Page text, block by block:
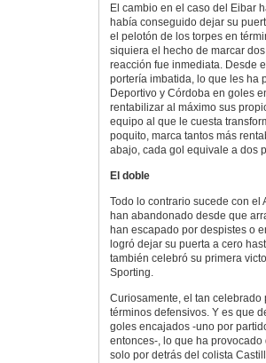
El cambio en el caso del Eibar
había conseguido dejar su
el pelotón de los torpes en
siquiera el hecho de marcar
reacción fue inmediata. Desde
portería imbatida, lo que les ha
Deportivo y Córdoba en goles
rentabilizar al máximo sus
equipo al que le cuesta
poquito, marca tantos más
abajo, cada gol equivale a dos
El doble
Todo lo contrario sucede con
han abandonado desde que
han escapado por despistes o
logró dejar su puerta a cero
también celebró su primera
Sporting.
Curiosamente, el tan
términos defensivos. Y es que
goles encajados -uno por
entonces-, lo que ha
solo por detrás del colista